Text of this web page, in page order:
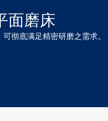
面磨床
彻底满足精密研磨之需求